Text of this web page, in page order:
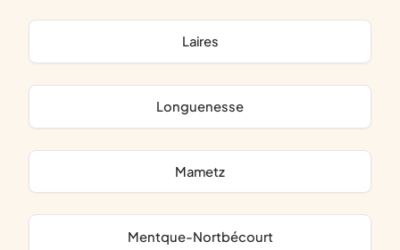
Laires
Longuenesse
Mametz
Mentque-Nortbécourt